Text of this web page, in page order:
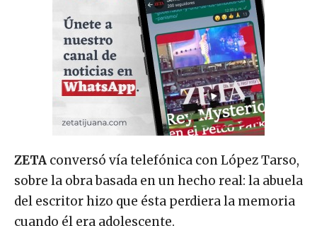
ZETA conversó vía telefónica con López Tarso,
sobre la obra basada en un hecho real: la abuela
del escritor hizo que ésta perdiera la memoria
cuando él era adolescente.